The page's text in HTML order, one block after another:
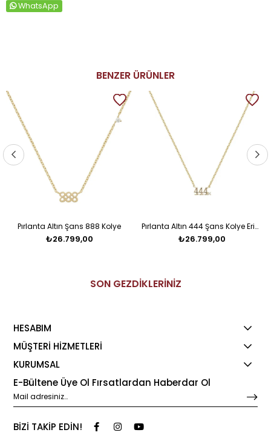
WhatsApp
BENZER ÜRÜNLER
Pırlanta Altın Şans 888 Kolye
₺26.799,00
Pırlanta Altın 444 Şans Kolye Erica
₺26.799,00
SON GEZDİKLERİNİZ
HESABIM
MÜŞTERİ HİZMETLERİ
KURUMSAL
E-Bültene Üye Ol Fırsatlardan Haberdar Ol
BİZİ TAKİP EDİN!